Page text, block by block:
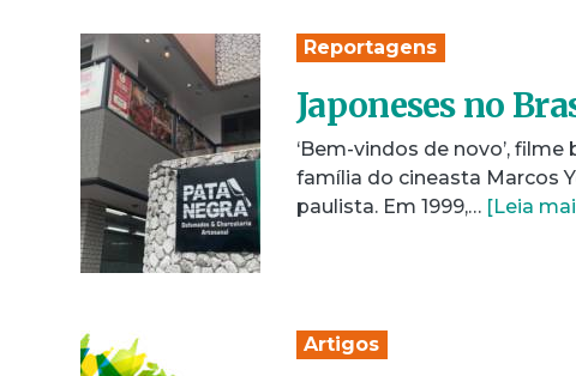
Reportagens
Japoneses no
‘Bem-vindos de novo’,
família do cineasta Marcos
paulista. Em 1999,… [Leia
Artigos